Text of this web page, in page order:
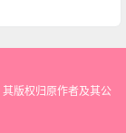
版权归原作者及其公